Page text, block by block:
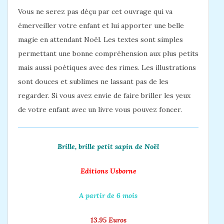
Vous ne serez pas déçu par cet ouvrage qui va
émerveiller votre enfant et lui apporter une belle
magie en attendant Noël. Les textes sont simples
permettant une bonne compréhension aux plus petits
mais aussi poétiques avec des rimes. Les illustrations
sont douces et sublimes ne lassant pas de les
regarder. Si vous avez envie de faire briller les yeux
de votre enfant avec un livre vous pouvez foncer.
Brille, brille petit sapin de Noël
Editions Usborne
A partir de 6 mois
13.95 Euros